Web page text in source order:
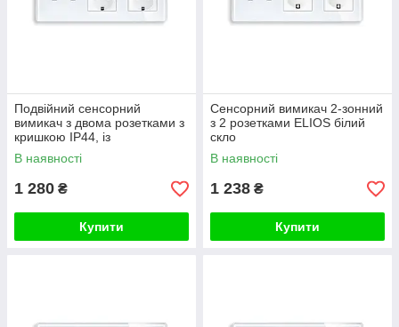
Подвійний сенсорний
вимикач з двома розетками з
кришкою IP44, із
заземленням і шторками
ELIOS білий скло
В наявності
1 280 ₴
Купити
Сенсорний вимикач 2-зонний
з 2 розетками ELIOS білий
скло
В наявності
1 238 ₴
Купити